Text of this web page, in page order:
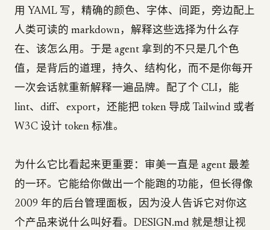
用 YAML 写，精确的颜色、字体、间距，旁边配上
人类可读的 markdown，解释这些选择为什么存
在、该怎么用。于是 agent 拿到的不只是几个色
值，是背后的道理，持久、结构化，而不是你每开
一次会话就重新解释一遍品牌。配了个 CLI，能
lint、diff、export，还能把 token 导成 Tailwind 或者
W3C 设计 token 标准。
为什么它比看起来更重要：审美一直是 agent 最差
的一环。它能给你做出一个能跑的功能，但长得像
2009 年的后台管理面板，因为没人告诉它对你这
个产品来说什么叫好看。DESIGN.md 就是想让视